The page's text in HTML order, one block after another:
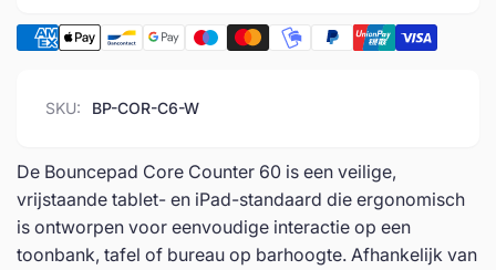
60
Core
Counter
Tabletstandaard
SKU: BP-COR-C6-W
De Bouncepad Core Counter 60 is een veilige,
vrijstaande tablet- en iPad-standaard die ergonomisch
is ontworpen voor eenvoudige interactie op een
toonbank, tafel of bureau op barhoogte. Afhankelijk van